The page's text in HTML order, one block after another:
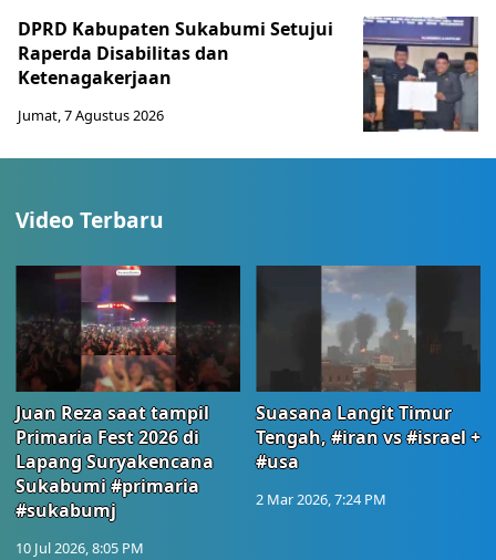
DPRD Kabupaten Sukabumi Setujui
Raperda Disabilitas dan
Ketenagakerjaan
Jumat, 7 Agustus 2026
Video Terbaru
Juan Reza saat tampil
Primaria Fest 2026 di
Lapang Suryakencana
Sukabumi #primaria
#sukabumj
10 Jul 2026, 8:05 PM
Suasana Langit Timur
Tengah, #iran vs #israel +
#usa
2 Mar 2026, 7:24 PM